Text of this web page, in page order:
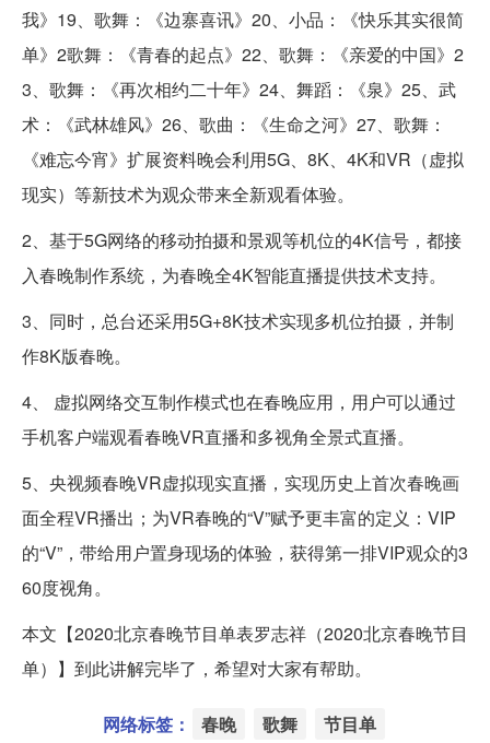
我》19、歌舞：《边寨喜讯》20、小品：《快乐其实很简
单》2歌舞：《青春的起点》22、歌舞：《亲爱的中国》2
3、歌舞：《再次相约二十年》24、舞蹈：《泉》25、武
术：《武林雄风》26、歌曲：《生命之河》27、歌舞：
《难忘今宵》扩展资料晚会利用5G、8K、4K和VR（虚拟
现实）等新技术为观众带来全新观看体验。
2、基于5G网络的移动拍摄和景观等机位的4K信号，都接
入春晚制作系统，为春晚全4K智能直播提供技术支持。
3、同时，总台还采用5G+8K技术实现多机位拍摄，并制
作8K版春晚。
4、 虚拟网络交互制作模式也在春晚应用，用户可以通过
手机客户端观看春晚VR直播和多视角全景式直播。
5、央视频春晚VR虚拟现实直播，实现历史上首次春晚画
面全程VR播出；为VR春晚的“V”赋予更丰富的定义：VIP
的“V”，带给用户置身现场的体验，获得第一排VIP观众的3
60度视角。
本文【2020北京春晚节目单表罗志祥（2020北京春晚节目
单）】到此讲解完毕了，希望对大家有帮助。
网络标签： 春晚 歌舞 节目单